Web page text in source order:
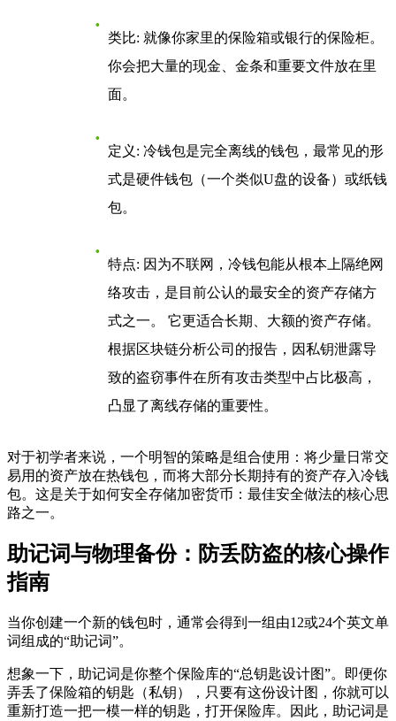
类比: 就像你家里的保险箱或银行的保险柜。
你会把大量的现金、金条和重要文件放在里
面。
定义 : 冷钱包是完全离线的钱包，最常见的形
式是硬件钱包（一个类似U盘的设备）或纸钱
包。
特点: 因为不联网，冷钱包能从根本上隔绝网
络攻击，是目前公认的最安全的资产存储方
式之一。 它更适合长期、大额的资产存储。
根据区块链分析公司的报告，因私钥泄露导
致的盗窃事件在所有攻击类型中占比极高，
凸显了离线存储的重要性。
对于初学者来说，一个明智的策略是组合使用：将少量日常交
易用的资产放在热钱包，而将大部分长期持有的资产存入冷钱
包。这是关于如何安全存储加密货币：最佳安全做法的核心思
路之一。
助记词与物理备份：防丢防盗的核心操作
指南
当你创建一个新的钱包时，通常会得到一组由12或24个英文单
词组成的“助记词”。
想象一下，助记词是你整个保险库的“总钥匙设计图”。即便你
弄丢了保险箱的钥匙（私钥），只要有这份设计图，你就可以
重新打造一把一模一样的钥匙，打开保险库。因此，助记词是